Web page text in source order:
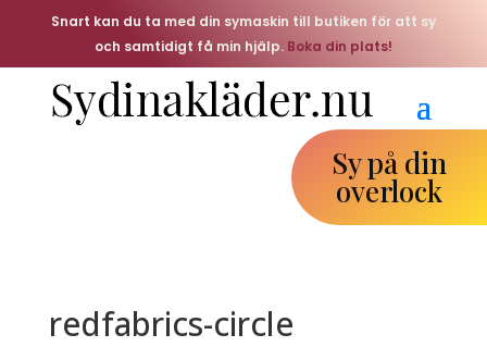
Snart kan du ta med din symaskin till butiken för att sy
och samtidigt få min hjälp. Boka din plats!
Sy på din
overlock
redfabrics-circle